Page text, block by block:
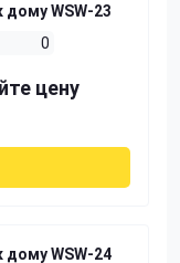
дому WSW-23
0
цену
дому WSW-24